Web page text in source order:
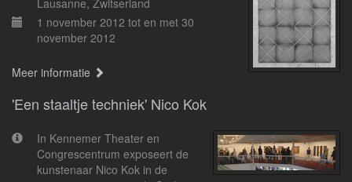
Lausanne, Zwitserland
1 november 2012 tot en met 30
november 2012
Meer informatie
'Een staaltje techniek' Nico Kok
In Kennemer Theater en
Congrescentrum exposeert de
kunstenaar Nico Kok in de